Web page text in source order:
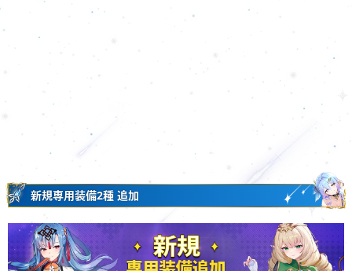
新規専用装備2種 追加